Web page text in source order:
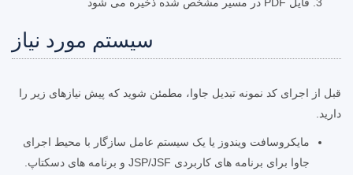
سیستم مورد نیاز
قبل از اجرای کد نمونه تبدیل جاوا، مطمئن شوید که پیش نیازهای زیر را
دارید.
مایکروسافت ویندوز یا یک سیستم عامل سازگار با محیط اجرای
جاوا برای برنامه های کاربردی JSP/JSF و برنامه های دسکتاپ.